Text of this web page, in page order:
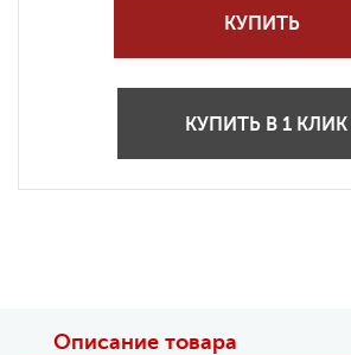
КУПИТЬ
КУПИТЬ В 1 КЛИК
Описание товара